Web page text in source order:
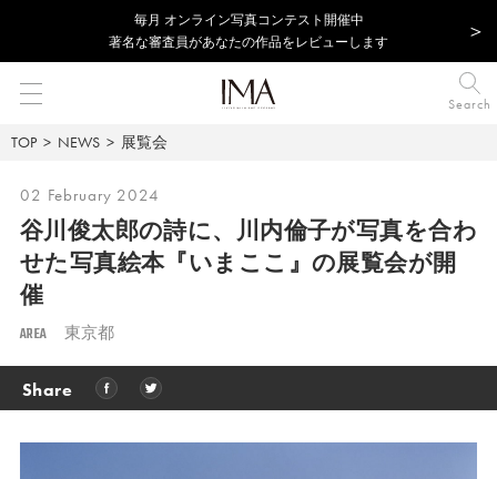
毎⽉ オンライン写真コンテスト開催中
著名な審査員があなたの作品をレビューします
Search
TOP NEWS 展覧会
02 February 2024
谷川俊太郎の詩に、川内倫子が写真を合わ
せた写真絵本『いまここ』の展覧会が開
催
AREA 東京都
Share